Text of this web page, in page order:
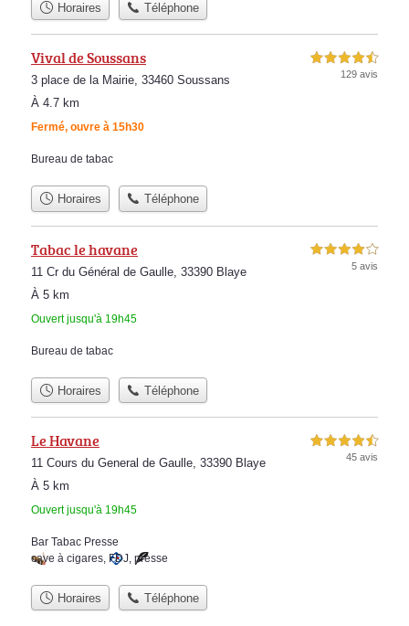
Horaires Téléphone
Vival de Soussans
3 place de la Mairie, 33460 Soussans
À 4.7 km
Fermé, ouvre à 15h30
4,5 étoiles sur 5
129 avis
Bureau de tabac
Horaires Téléphone
Tabac le havane
11 Cr du Général de Gaulle, 33390 Blaye
À 5 km
Ouvert jusqu'à 19h45
4,0 étoiles sur 5
5 avis
Bureau de tabac
Horaires Téléphone
Le Havane
11 Cours du General de Gaulle, 33390 Blaye
À 5 km
Ouvert jusqu'à 19h45
4,5 étoiles sur 5
45 avis
Bar Tabac Presse
cave à cigares, FDJ, presse
Horaires Téléphone